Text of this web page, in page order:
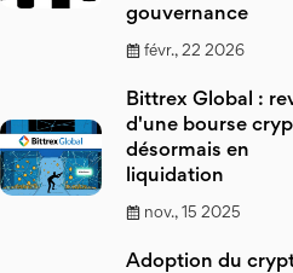
gouvernance
févr., 22 2026
Bittrex Global :
d'une bourse
désormais en
liquidation
nov., 15 2025
Adoption du